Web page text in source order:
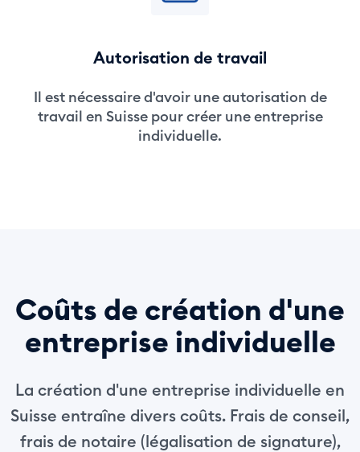
Autorisation de travail
Il est nécessaire d'avoir une autorisation de
travail en Suisse pour créer une entreprise
individuelle.
Coûts de création d'une
entreprise individuelle
La création d'une entreprise individuelle en
Suisse entraîne divers coûts. Frais de conseil,
frais de notaire (légalisation de signature),